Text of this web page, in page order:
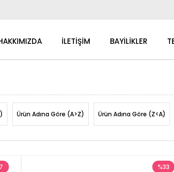
İLETİŞİM BAYİLİKLER
Ürün Adına Göre (A>Z) Ürün Adına Göre (Z<A)
%33